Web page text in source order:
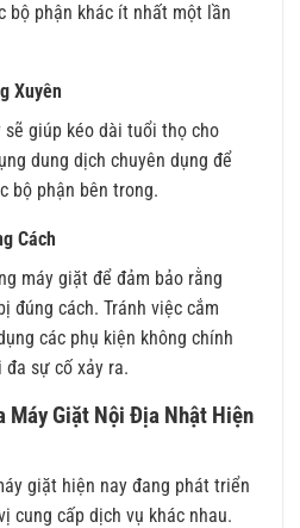
bộ phận khác ít nhất một lần
Xuyên
giúp kéo dài tuổi thọ cho
dung dịch chuyên dụng để
bộ phận bên trong.
Cách
máy giặt để đảm bảo rằng
đúng cách. Tránh việc cắm
các phụ kiện không chính
sự cố xảy ra.
Máy Giặt Nội Địa Nhật Hiện
giặt hiện nay đang phát triển
cung cấp dịch vụ khác nhau.